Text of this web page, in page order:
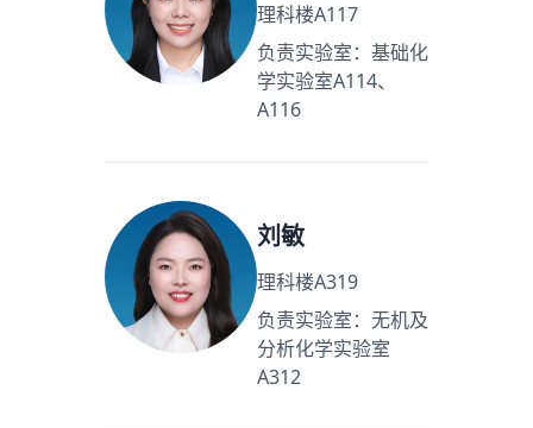
理科楼A117
负责实验室：基础化
学实验室A114、
A116
刘敏
理科楼A319
负责实验室：无机及
分析化学实验室
A312